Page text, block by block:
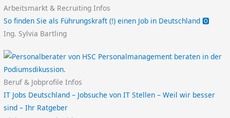
Arbeitsmarkt & Recruiting Infos
So finden Sie als Führungskraft (!) einen Job in Deutschland 🅾️
Ing. Sylvia Bartling
Beruf & Jobprofile Infos
IT Jobs Deutschland – Jobsuche von IT Stellen – Weil wir besser
sind – Ihr Ratgeber